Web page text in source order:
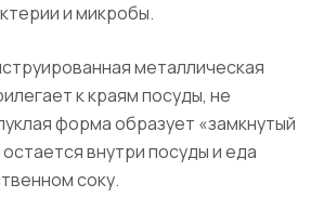
и микробы.
металлическая
к краям посуды, не
форма образует «замкнутый
внутри посуды и еда
соку.